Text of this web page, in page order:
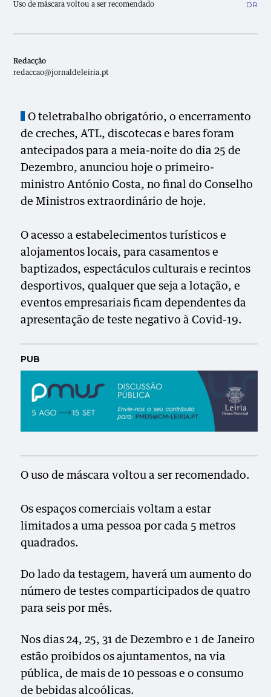
Uso de máscara voltou a ser recomendado DR
Redacção
redaccao@jornaldeleiria.pt
O teletrabalho obrigatório, o encerramento
de creches, ATL, discotecas e bares foram
antecipados para a meia-noite do dia 25 de
Dezembro, anunciou hoje o primeiro-
ministro António Costa, no final do Conselho
de Ministros extraordinário de hoje.
O acesso a estabelecimentos turísticos e
alojamentos locais, para casamentos e
baptizados, espectáculos culturais e recintos
desportivos, qualquer que seja a lotação, e
eventos empresariais ficam dependentes da
apresentação de teste negativo à Covid-19.
PUB
O uso de máscara voltou a ser recomendado.
Os espaços comerciais voltam a estar
limitados a uma pessoa por cada 5 metros
quadrados.
Do lado da testagem, haverá um aumento do
número de testes comparticipados de quatro
para seis por mês.
Nos dias 24, 25, 31 de Dezembro e 1 de Janeiro
estão proibidos os ajuntamentos, na via
pública, de mais de 10 pessoas e o consumo
de bebidas alcoólicas.